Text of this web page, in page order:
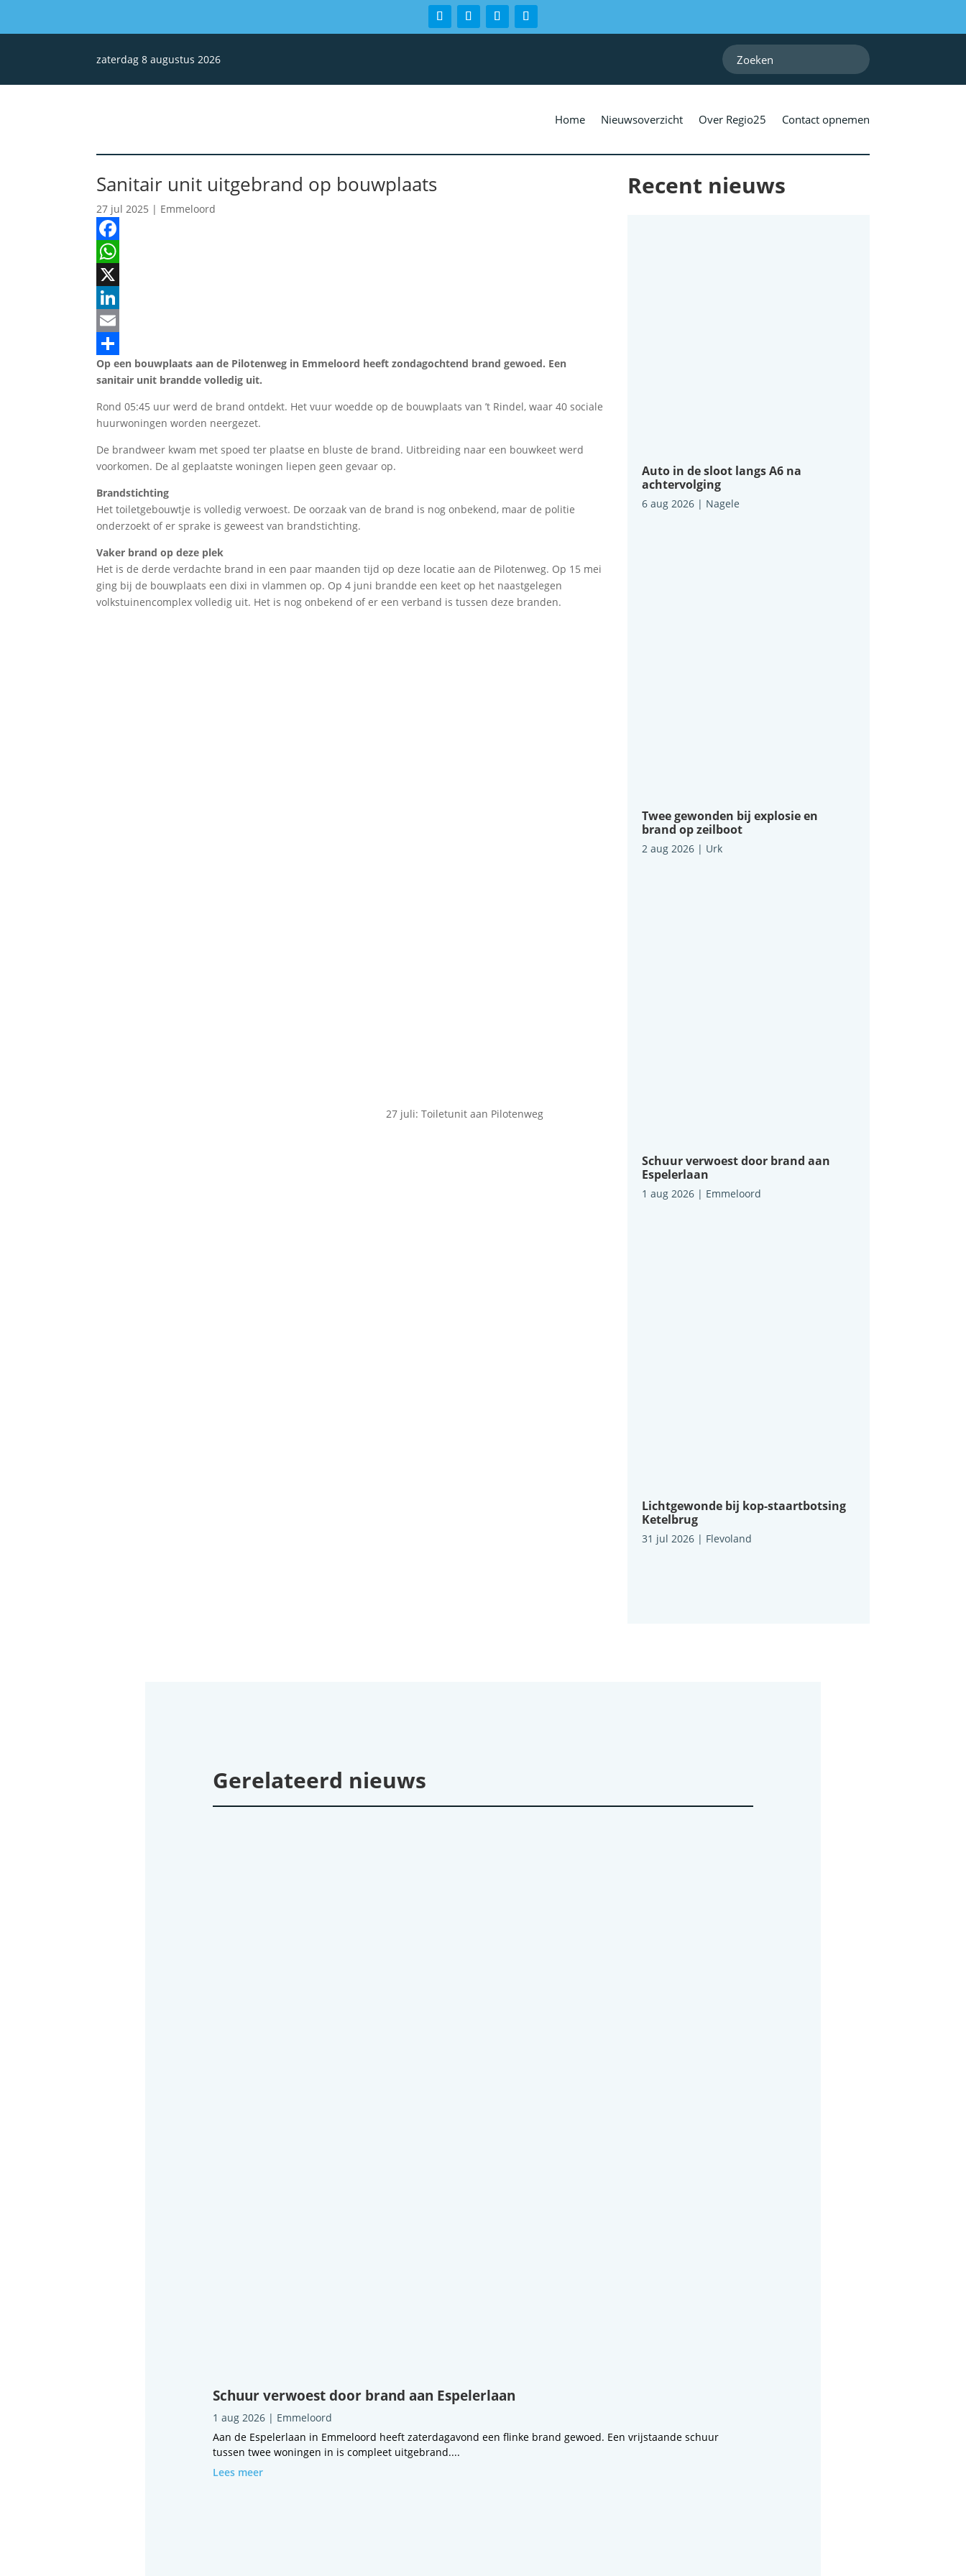
zaterdag 8 augustus 2026
Home Nieuwsoverzicht Over Regio25 Contact opnemen
Sanitair unit uitgebrand op bouwplaats
27 jul 2025 | Emmeloord
Facebook
WhatsApp
X
LinkedIn
Email
Delen
Op een bouwplaats aan de Pilotenweg in Emmeloord heeft zondagochtend brand gewoed. Een
sanitair unit brandde volledig uit.
Rond 05:45 uur werd de brand ontdekt. Het vuur woedde op de bouwplaats van ’t Rindel, waar 40 sociale
huurwoningen worden neergezet.
De brandweer kwam met spoed ter plaatse en bluste de brand. Uitbreiding naar een bouwkeet werd
voorkomen. De al geplaatste woningen liepen geen gevaar op.
Brandstichting
Het toiletgebouwtje is volledig verwoest. De oorzaak van de brand is nog onbekend, maar de politie
onderzoekt of er sprake is geweest van brandstichting.
Vaker brand op deze plek
Het is de derde verdachte brand in een paar maanden tijd op deze locatie aan de Pilotenweg. Op 15 mei
ging bij de bouwplaats een dixi in vlammen op. Op 4 juni brandde een keet op het naastgelegen
volkstuinencomplex volledig uit. Het is nog onbekend of er een verband is tussen deze branden.
27 juli: Toiletunit aan Pilotenweg
Recent nieuws
Auto in de sloot langs A6 na
achtervolging
6 aug 2026| Nagele
Twee gewonden bij explosie en
brand op zeilboot
2 aug 2026| Urk
Schuur verwoest door brand aan
Espelerlaan
1 aug 2026| Emmeloord
Lichtgewonde bij kop-staartbotsing
Ketelbrug
31 jul 2026| Flevoland
Gerelateerd nieuws
Schuur verwoest door brand aan Espelerlaan
1 aug 2026| Emmeloord
Aan de Espelerlaan in Emmeloord heeft zaterdagavond een flinke brand gewoed. Een vrijstaande schuur
tussen twee woningen in is compleet uitgebrand....
Lees meer